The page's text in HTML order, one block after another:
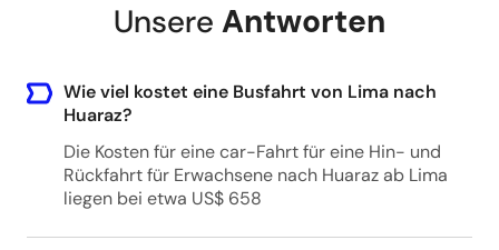
Unsere Antworten
Wie viel kostet eine Busfahrt von Lima nach
Huaraz?
Die Kosten für eine car-Fahrt für eine Hin- und
Rückfahrt für Erwachsene nach Huaraz ab Lima
liegen bei etwa US$ 658